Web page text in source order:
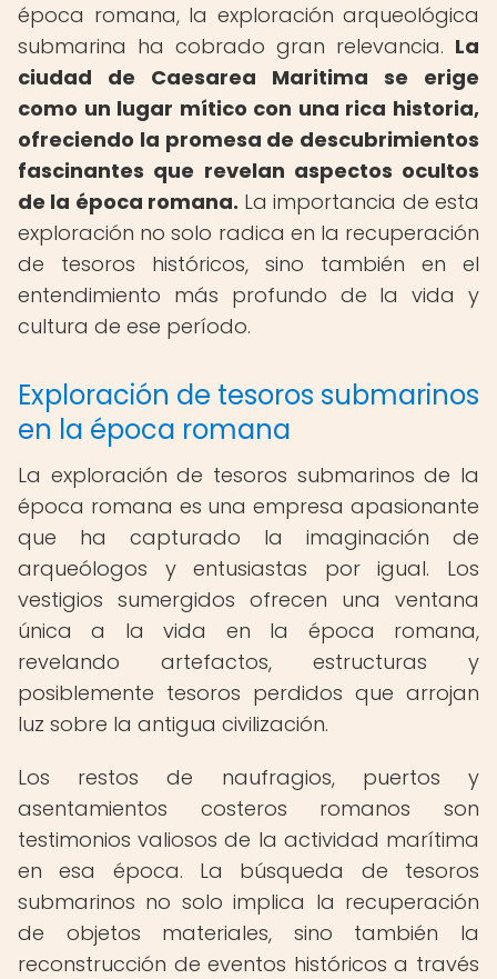
época romana, la exploración arqueológica
submarina ha cobrado gran relevancia. La
ciudad de Caesarea Maritima se erige
como un lugar mítico con una rica historia,
ofreciendo la promesa de descubrimientos
fascinantes que revelan aspectos ocultos
de la época romana. La importancia de esta
exploración no solo radica en la recuperación
de tesoros históricos, sino también en el
entendimiento más profundo de la vida y
cultura de ese período.
Exploración de tesoros submarinos
en la época romana
La exploración de tesoros submarinos de la
época romana es una empresa apasionante
que ha capturado la imaginación de
arqueólogos y entusiastas por igual. Los
vestigios sumergidos ofrecen una ventana
única a la vida en la época romana,
revelando artefactos, estructuras y
posiblemente tesoros perdidos que arrojan
luz sobre la antigua civilización.
Los restos de naufragios, puertos y
asentamientos costeros romanos son
testimonios valiosos de la actividad marítima
en esa época. La búsqueda de tesoros
submarinos no solo implica la recuperación
de objetos materiales, sino también la
reconstrucción de eventos históricos a través